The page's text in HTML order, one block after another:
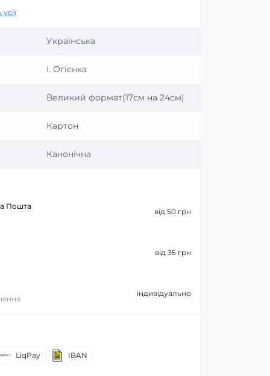
Українська
І. Огієнка
Великий формат(17см на 24см)
Картон
Канонічна
Пошта
від 50 грн
від 35 грн
індивідуально
LiqPay IBAN